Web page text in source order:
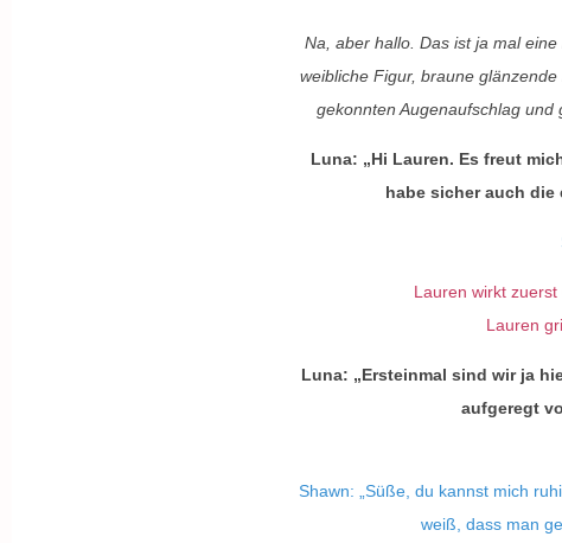
Na, aber hallo. Das ist ja mal
weibliche Figur, braune
gekonnten Augenaufschlag und
Luna: „Hi Lauren. Es freut
habe sicher auch die
Lauren wirkt
Lauren
Luna: „Ersteinmal sind wir ja
aufgeregt
Shawn: „Süße, du kannst mich
weiß, dass man